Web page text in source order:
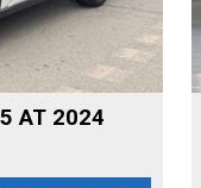
AT 2024